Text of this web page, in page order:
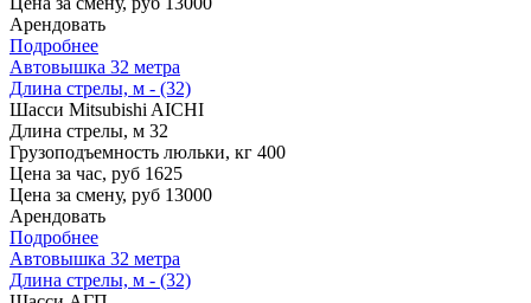
Арендовать
Подробнее
Автовышка 32 метра
Длина стрелы, м - (32)
Шасси Mitsubishi AICHI
Длина стрелы, м 32
Грузоподъемность люльки, кг 400
Цена за час, руб 1625
Цена за смену, руб 13000
Арендовать
Подробнее
Автовышка 32 метра
Длина стрелы, м - (32)